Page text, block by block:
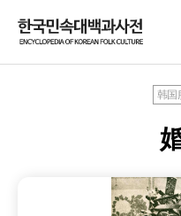
韩国